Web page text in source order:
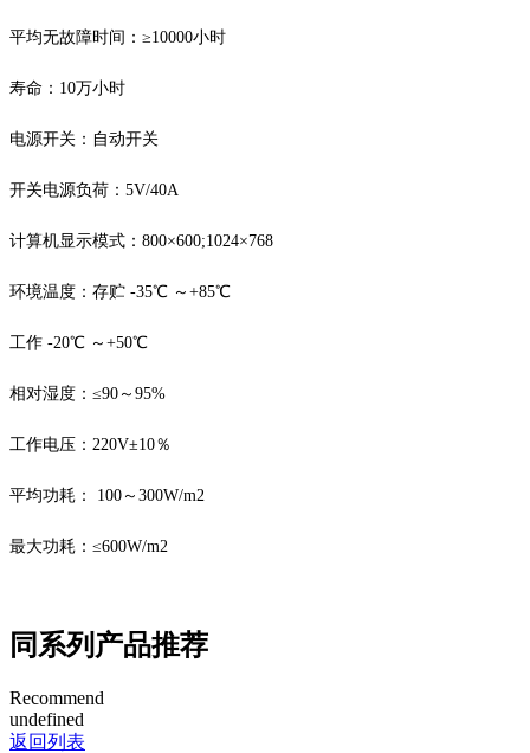
平均无故障时间： ≥10000小时
寿命： 10万小时
电源开关：自动开关
开关电源负荷： 5V/40A
计算机显示模式： 800×600;1024×768
环境温度：存贮 -35℃ ～+85℃
工作 -20℃ ～+50℃
相对湿度： ≤90～95%
工作电压： 220V±10％
平均功耗： 100～300W/m2
最大功耗： ≤600W/m2
同系列产品推荐
Recommend
undefined
返回列表